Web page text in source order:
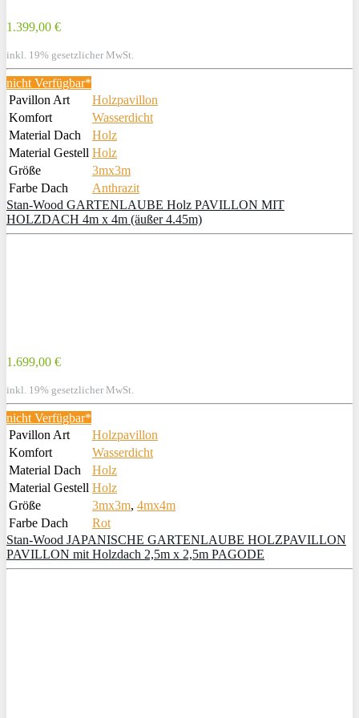
1.399,00 €
inkl. 19% gesetzlicher MwSt.
nicht Verfügbar*
Pavillon Art
Holzpavillon
Komfort
Wasserdicht
Material Dach
Holz
Material Gestell Holz
Größe
3mx3m
Farbe Dach
Anthrazit
Stan-Wood GARTENLAUBE Holz PAVILLON MIT
HOLZDACH 4m x 4m (äußer 4.45m)
1.699,00 €
inkl. 19% gesetzlicher MwSt.
nicht Verfügbar*
Pavillon Art
Holzpavillon
Komfort
Wasserdicht
Material Dach
Holz
Material Gestell Holz
Größe
3mx3m, 4mx4m
Farbe Dach
Rot
Stan-Wood JAPANISCHE GARTENLAUBE HOLZPAVILLON
PAVILLON mit Holzdach 2,5m x 2,5m PAGODE